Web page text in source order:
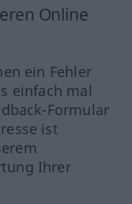
Online
ein Fehler
einfach mal
Formular
ist
Ihrer